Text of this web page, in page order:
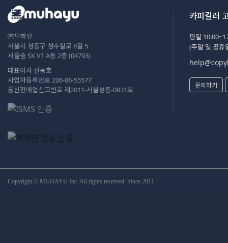
㈜무하유
서울시 성동구 성수일로 8길 5
서울숲 SK V1 A동 2층 (04793)
대표이사 신동호
사업자등록번호 206-86-55577
통신판매업신고번호 제2011-서울성동-0831호
카피킬러
평일
(주말 및 공휴
문의하기
Copyright © MUHAYU Inc. All rights reserved. Since 2011